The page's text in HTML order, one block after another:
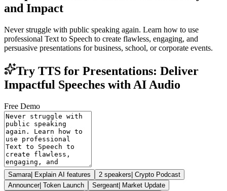
and Impact
Never struggle with public speaking again. Learn how to use
professional Text to Speech to create flawless, engaging, and
persuasive presentations for business, school, or corporate events.
Try TTS for Presentations: Deliver
Impactful Speeches with AI Audio
Free Demo
Samara| Explain AI features 2 speakers| Crypto Podcast
Announcer| Token Launch Sergeant| Market Update